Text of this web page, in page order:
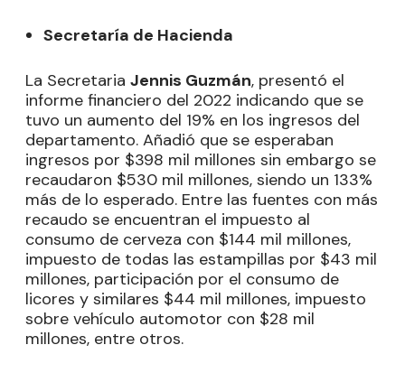
Secretaría de Hacienda
La Secretaria Jennis Guzmán, presentó el
informe financiero del 2022 indicando que se
tuvo un aumento del 19% en los ingresos del
departamento. Añadió que se esperaban
ingresos por $398 mil millones sin embargo se
recaudaron $530 mil millones, siendo un 133%
más de lo esperado. Entre las fuentes con más
recaudo se encuentran el impuesto al
consumo de cerveza con $144 mil millones,
impuesto de todas las estampillas por $43 mil
millones, participación por el consumo de
licores y similares $44 mil millones, impuesto
sobre vehículo automotor con $28 mil
millones, entre otros.